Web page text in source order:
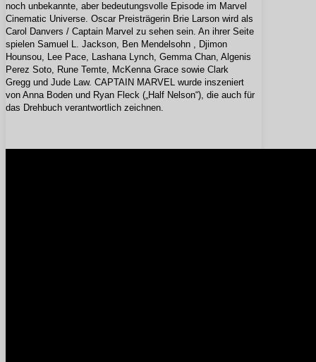
noch unbekannte, aber bedeutungsvolle Episode im Marvel
Cinematic Universe. Oscar Preisträgerin Brie Larson wird als
Carol Danvers / Captain Marvel zu sehen sein. An ihrer Seite
spielen Samuel L. Jackson, Ben Mendelsohn , Djimon
Hounsou, Lee Pace, Lashana Lynch, Gemma Chan, Algenis
Perez Soto, Rune Temte, McKenna Grace sowie Clark
Gregg und Jude Law. CAPTAIN MARVEL wurde inszeniert
von Anna Boden und Ryan Fleck („Half Nelson“), die auch für
das Drehbuch verantwortlich zeichnen.